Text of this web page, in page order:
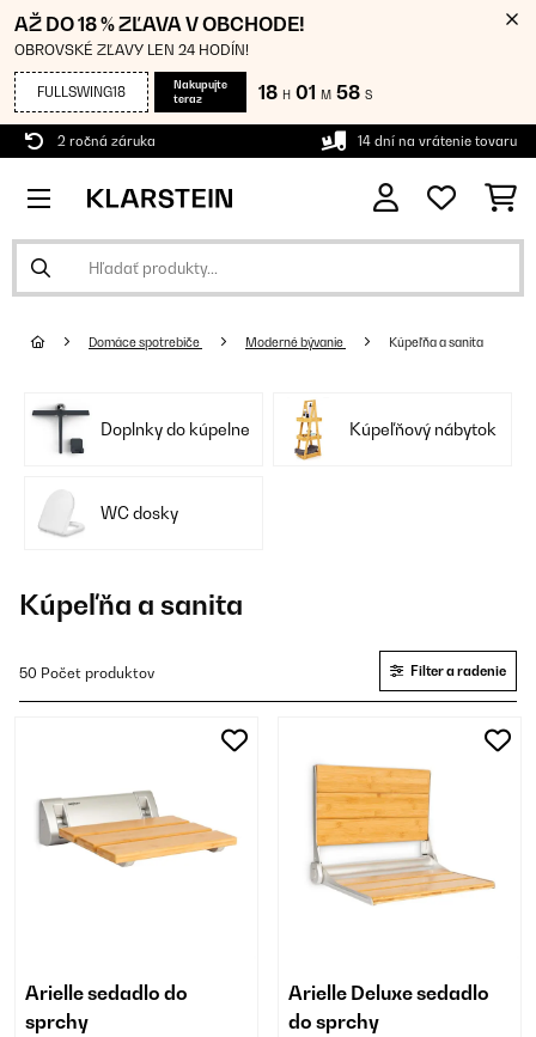
AŽ DO 18 % ZĽAVA V OBCHODE!
OBROVSKÉ ZĽAVY LEN 24 HODÍN!
FULLSWING18
Nakupujte
teraz
18 H 01 M 57 S
2 ročná záruka 14 dní na vrátenie tovaru
Domáce spotrebiče Moderné bývanie Kúpeľňa a sanita
Doplnky do kúpelne Kúpeľňový nábytok
WC dosky
Kúpeľňa a sanita
50 Počet produktov Filter a radenie
Arielle sedadlo do
sprchy
Arielle Deluxe sedadlo
do sprchy